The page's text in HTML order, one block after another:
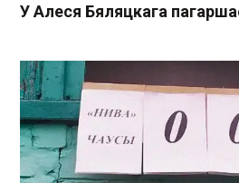
У Алеся Бяляцкага